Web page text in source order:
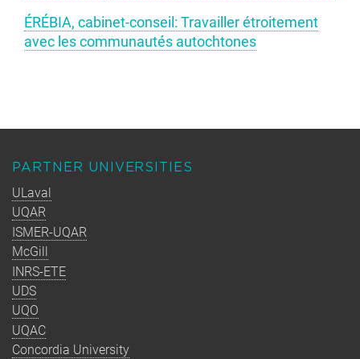
ÉRÉBIA, cabinet-conseil: Travailler étroitement
avec les communautés autochtones
PARTNER UNIVERSITIES
ULaval
UQAR
ISMER-UQAR
McGill
INRS-ETE
UDS
UQO
UQAC
Concordia University